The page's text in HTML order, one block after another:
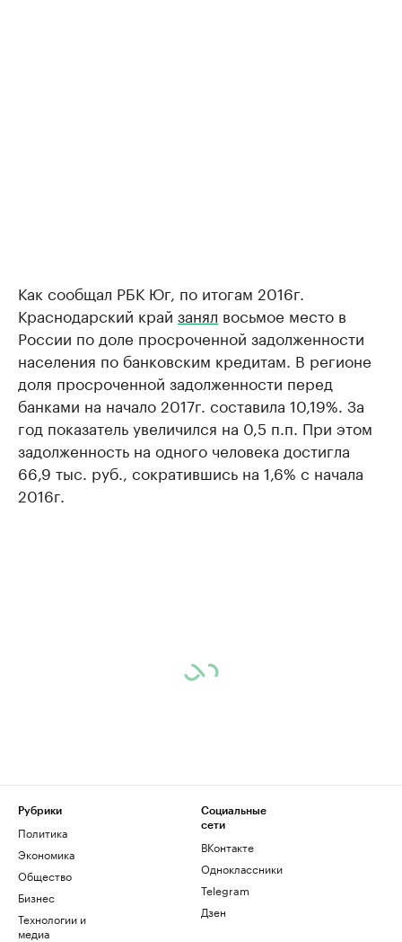
Как сообщал РБК Юг, по итогам 2016г.
Краснодарский край занял восьмое место в
России по доле просроченной задолженности
населения по банковским кредитам. В регионе
доля просроченной задолженности перед
банками на начало 2017г. составила 10,19%. За
год показатель увеличился на 0,5 п.п. При этом
задолженность на одного человека достигла
66,9 тыс. руб., сократившись на 1,6% с начала
2016г.
Рубрики
Политика
Экономика
Общество
Бизнес
Технологии и
медиа
Социальные
сети
ВКонтакте
Одноклассники
Telegram
Дзен